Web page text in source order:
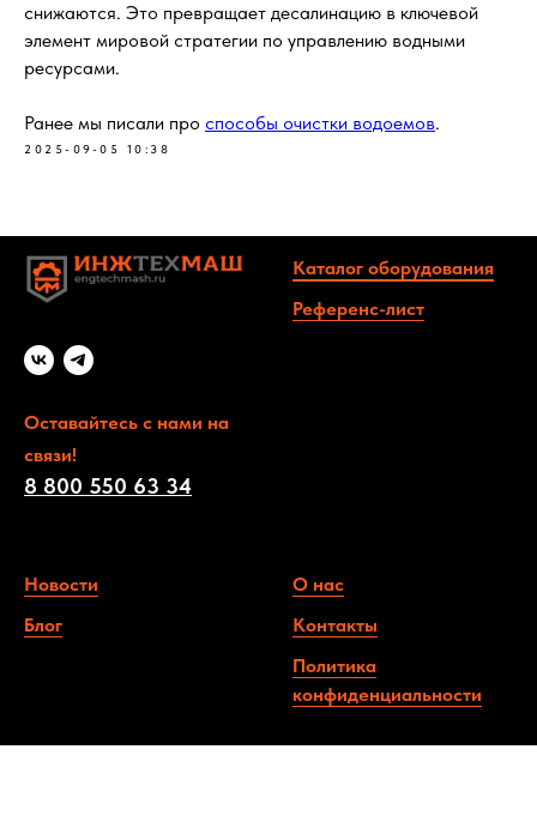
снижаются. Это превращает десалинацию в ключевой
элемент мировой стратегии по управлению водными
ресурсами.
Ранее мы писали про способы очистки водоемов.
2025-09-05 10:38
Оставайтесь с нами на
связи!
8 800 550 63 34
Каталог оборудования
Референс-лист
Новости
Блог
О нас
Контакты
Политика
конфиденциальности